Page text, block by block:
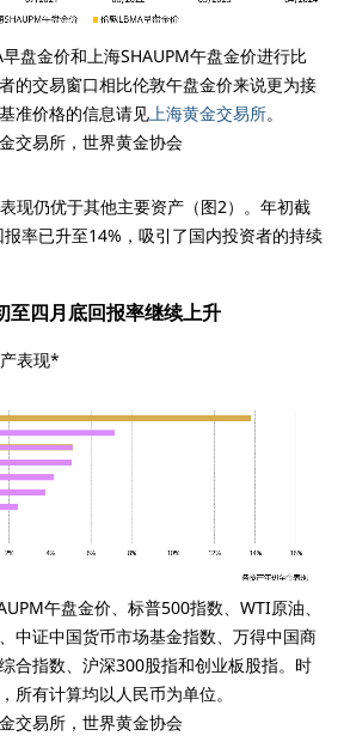
盘金价和上海SHAUPM午盘金价进行比
的交易窗口相比伦敦午盘金价来说更为接
准价格的信息请见上海黄金交易所。
交易所，世界黄金协会
现仍优于其他主要资产（图2）。年初截
率已升至14%，吸引了国内投资者的持续
至四月底回报率继续上升
表现*
午盘金价、标普500指数、WTI原油、
中证中国货币市场基金指数、万得中国商
合指数、沪深300股指和创业板股指。时
所有计算均以人民币为单位。
交易所，世界黄金协会